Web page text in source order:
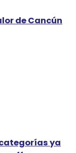
de Cancún
ya